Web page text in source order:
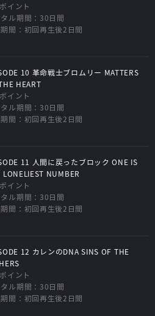
イント
ル期間：30日間
間：初回再生後2日間
10 革命戦士ブロムリー MATTERS
HEART
イント
ル期間：30日間
間：初回再生後2日間
11 人間に戻ったブロック ONE IS
LONELIEST NUMBER
イント
ル期間：30日間
間：初回再生後2日間
12 カレンのDNA SINS OF THE
イント
ル期間：30日間
間：初回再生後2日間